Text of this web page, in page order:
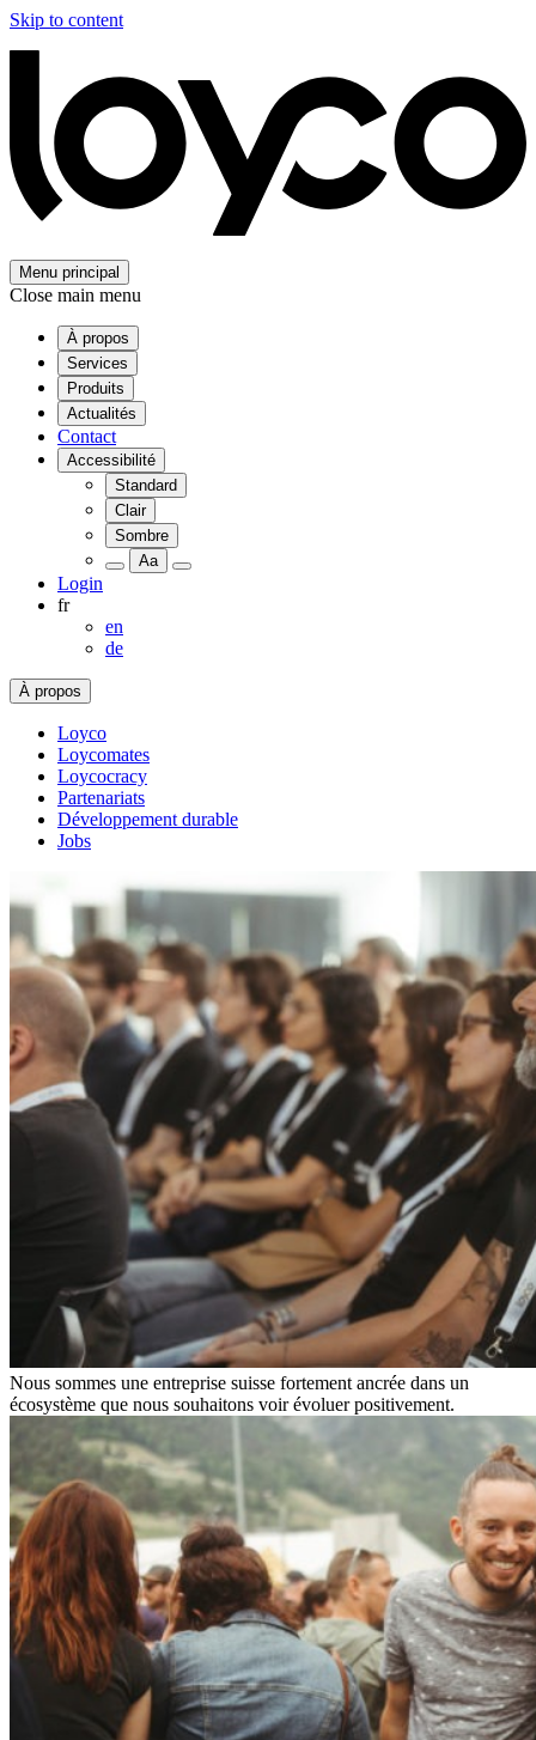
Skip to content
Menu principal
Close main menu
À propos
Services
Produits
Actualités
Contact
Accessibilité
Standard
Clair
Sombre
Aa
Login
fr
en
de
À propos
Loyco
Loycomates
Loycocracy
Partenariats
Développement durable
Jobs
Nous sommes une entreprise suisse fortement ancrée dans un
écosystème que nous souhaitons voir évoluer positivement.